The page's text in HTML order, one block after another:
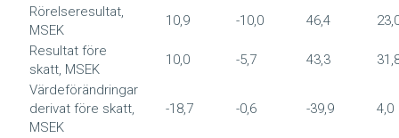
Rörelseresultat,
MSEK
10,9 -10,0 46,4
Resultat före
skatt, MSEK
10,0 -5,7 43,3
Värdeförändringar
derivat före skatt,
MSEK
-18,7 -0,6 -39,9 4,0